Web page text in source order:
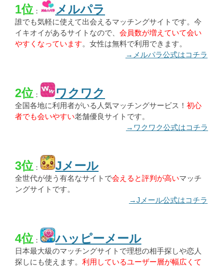
1位 ： メルパラ
誰でも気軽に使えて出会えるマッチングサイトです。今
イキオイがあるサイトなので、 会員数が増えていて会い
やすくなっています。女性は無料で利用できます。
→メルパラ公式はコチラ
2位 ： ワクワク
全国各地に利用者がいる人気マッチングサービス！ 初心
者でも会いやすい老舗優良サイトです。
→ワクワク公式はコチラ
3位 ： Jメール
全世代が使う有名なサイトで会えると評判が高いマッチ
ングサイトです。
→Jメール公式はコチラ
4位 ： ハッピーメール
日本最大級のマッチングサイトで理想の相手探しや恋人
探しにも使えます。 利用しているユーザー層が幅広くて